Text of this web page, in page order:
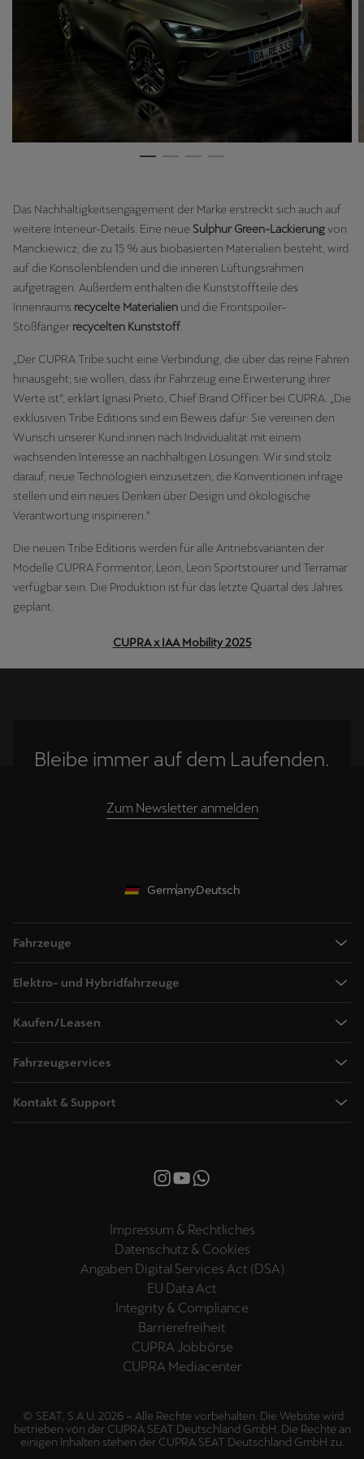
Das Nachhaltigkeitsengagement der Marke erstreckt sich auch auf
weitere Interieur-Details. Eine neue Sulphur Green-Lackierungvon
Manckiewicz, die zu 15 % aus biobasierten Materialien besteht, wird
auf die Konsolenblenden und die inneren Lüftungsrahmen
aufgetragen. Außerdem enthalten die Kunststoffteile des
Innenraums recycelte Materialien und die Frontspoiler-
Stoßfänger recycelten Kunststoff
„Der CUPRA Tribe sucht eine Verbindung, die über das reine Fahren
hinausgeht; sie wollen, dass ihr Fahrzeug eine Erweiterung ihrer
Werte ist“, erklärt Ignasi Prieto, Chief Brand Officer bei CUPRA. „Die
exklusiven Tribe Editions sind ein Beweis dafür: Sie vereinen den
Wunsch unserer Kund:innen nach Individualität mit einem
wachsenden Interesse an nachhaltigen Lösungen. Wir sind stolz
darauf, neue Technologien einzusetzen, die Konventionen infrage
stellen und ein neues Denken über Design und ökologische
Verantwortung inspirieren.“
Die neuen Tribe Editions werden für alle Antriebsvarianten der
Modelle CUPRA Formentor, Leon, Leon Sportstourer und Terramar
verfügbar sein. Die Produktion ist für das letzte Quartal des Jahres
geplant.
CUPRA x IAA Mobility 2025
Bleibe immer auf dem Laufenden.
Zum Newsletter anmelden
GermanyDeutsch
Fahrzeuge
Neuer Born
Tavascan
Leon Sportstourer
Formentor
Grounding Page Raval
Elektro- und Hybridfahrzeuge
Zuhause Laden
Ladetarife
Wissenswertes
Bidirektionales Laden
Kaufen/Leasen
CUPRA Approved Gebrauchtwagen
Leasing & Finanzierung
Wartung & Inspektion
Fahrzeugservices
Navigationsupdates
Kontakt & Support
CUPRA City Garagen
Handbücher & Anleitungen
Produkt-Kataloge & Preislisten
Impressum & Rechtliches
Datenschutz & Cookies
Angaben Digital Services Act (DSA)
EU Data Act
Integrity & Compliance
Barrierefreiheit
CUPRA Jobbörse
CUPRA Mediacenter
© SEAT, S.A.U. 2026 – Alle Rechte vorbehalten. Die Website wird
betrieben von der CUPRA SEAT Deutschland GmbH. Die Rechte an
einigen Inhalten stehen der CUPRA SEAT Deutschland GmbH zu.